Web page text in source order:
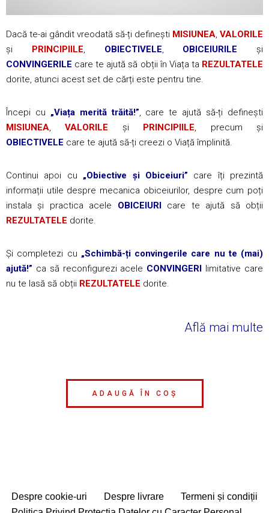
Dacă te-ai gândit vreodată să-ți definești MISIUNEA VALORILE
și PRINCIPIILE OBIECTIVELE OBICEIURILE și
CONVINGERILE care te ajută să obții în Viața ta REZULTATELE
dorite, atunci acest set de cărți este pentru tine.
Începi cu „Viața merită trăită!” , care te ajută să-ți definești
MISIUNEA ,VALORILE și PRINCIPIILE , precum și
OBIECTIVELE care te ajută să-ți creezi o Viață împlinită.
Continui apoi cu „Obiective și Obiceiuri” care îți prezintă
informații utile despre mecanica obiceiurilor, despre cum poți
instala și practica acele OBICEIURIcare te ajută să obții
REZULTATELE dorite.
Și completezi cu „Schimbă-ți convingerile care nu te (mai)
ajută!” ca să reconfigurezi acele CONVINGERI limitative care
nu te lasă să obții REZULTATELE dorite.
Află mai multe
ADAUGĂ ÎN COȘ
Despre cookie-uri Despre livrare
Termeni și condiții